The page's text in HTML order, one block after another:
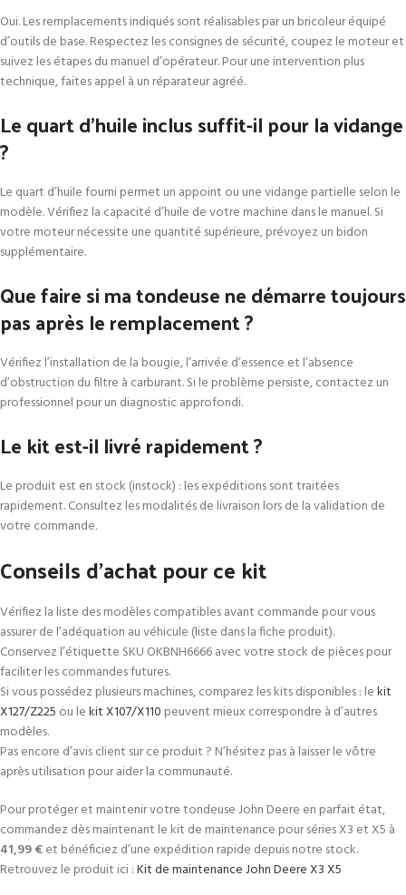
Oui. Les remplacements indiqués sont réalisables par un bricoleur équipé
d’outils de base. Respectez les consignes de sécurité, coupez le moteur et
suivez les étapes du manuel d’opérateur. Pour une intervention plus
technique, faites appel à un réparateur agréé.
Le quart d’huile inclus suffit-il pour la vidange
?
Le quart d’huile fourni permet un appoint ou une vidange partielle selon le
modèle. Vérifiez la capacité d’huile de votre machine dans le manuel. Si
votre moteur nécessite une quantité supérieure, prévoyez un bidon
supplémentaire.
Que faire si ma tondeuse ne démarre toujours
pas après le remplacement ?
Vérifiez l’installation de la bougie, l’arrivée d’essence et l’absence
d’obstruction du filtre à carburant. Si le problème persiste, contactez un
professionnel pour un diagnostic approfondi.
Le kit est-il livré rapidement ?
Le produit est en stock (instock) : les expéditions sont traitées
rapidement. Consultez les modalités de livraison lors de la validation de
votre commande.
Conseils d’achat pour ce kit
Vérifiez la liste des modèles compatibles avant commande pour vous
assurer de l’adéquation au véhicule (liste dans la fiche produit).
Conservez l’étiquette SKU OKBNH6666 avec votre stock de pièces pour
faciliter les commandes futures.
Si vous possédez plusieurs machines, comparez les kits disponibles : lekit
X127/Z225 ou lekit X107/X110 peuvent mieux correspondre à d’autres
modèles.
Pas encore d’avis client sur ce produit ? N’hésitez pas à laisser le vôtre
après utilisation pour aider la communauté.
Pour protéger et maintenir votre tondeuse John Deere en parfait état,
commandez dès maintenant le kit de maintenance pour séries X3 et X5 à
41,99 €et bénéficiez d’une expédition rapide depuis notre stock.
Retrouvez le produit ici :Kit de maintenance John Deere X3 X5